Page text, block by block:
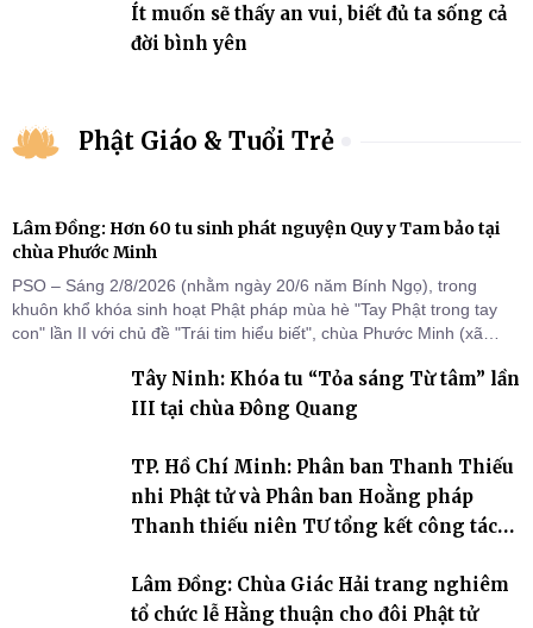
Ít muốn sẽ thấy an vui, biết đủ ta sống cả
đời bình yên
Phật Giáo & Tuổi Trẻ
Lâm Đồng: Hơn 60 tu sinh phát nguyện Quy y Tam bảo tại
chùa Phước Minh
PSO – Sáng 2/8/2026 (nhằm ngày 20/6 năm Bính Ngọ), trong
khuôn khổ khóa sinh hoạt Phật pháp mùa hè "Tay Phật trong tay
con" lần II với chủ đề "Trái tim hiểu biết", chùa Phước Minh (xã
cho hơn 60 tu sinh.Tây Ninh: Khóa tu “Tỏa sáng Từ tâm” lần
III tại chùa Đông Quang
TP. Hồ Chí Minh: Phân ban Thanh Thiếu
nhi Phật tử và Phân ban Hoằng pháp
Thanh thiếu niên TƯ tổng kết công tác
Lâm Đồng: Chùa Giác Hải trang nghiêm
tổ chức lễ Hằng thuận cho đôi Phật tử